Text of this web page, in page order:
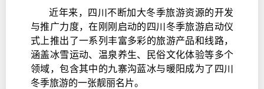
近年来，四川不断加大冬季旅游资源的开发
与推广力度，在刚刚启动的四川冬季旅游启动仪
式上推出了一系列丰富多彩的旅游产品和线路，
涵盖冰雪运动、温泉养生、民俗文化体验等多个
领域，包含其中的九寨沟蓝冰与暖阳成为了四川
冬季旅游的一张靓丽名片。